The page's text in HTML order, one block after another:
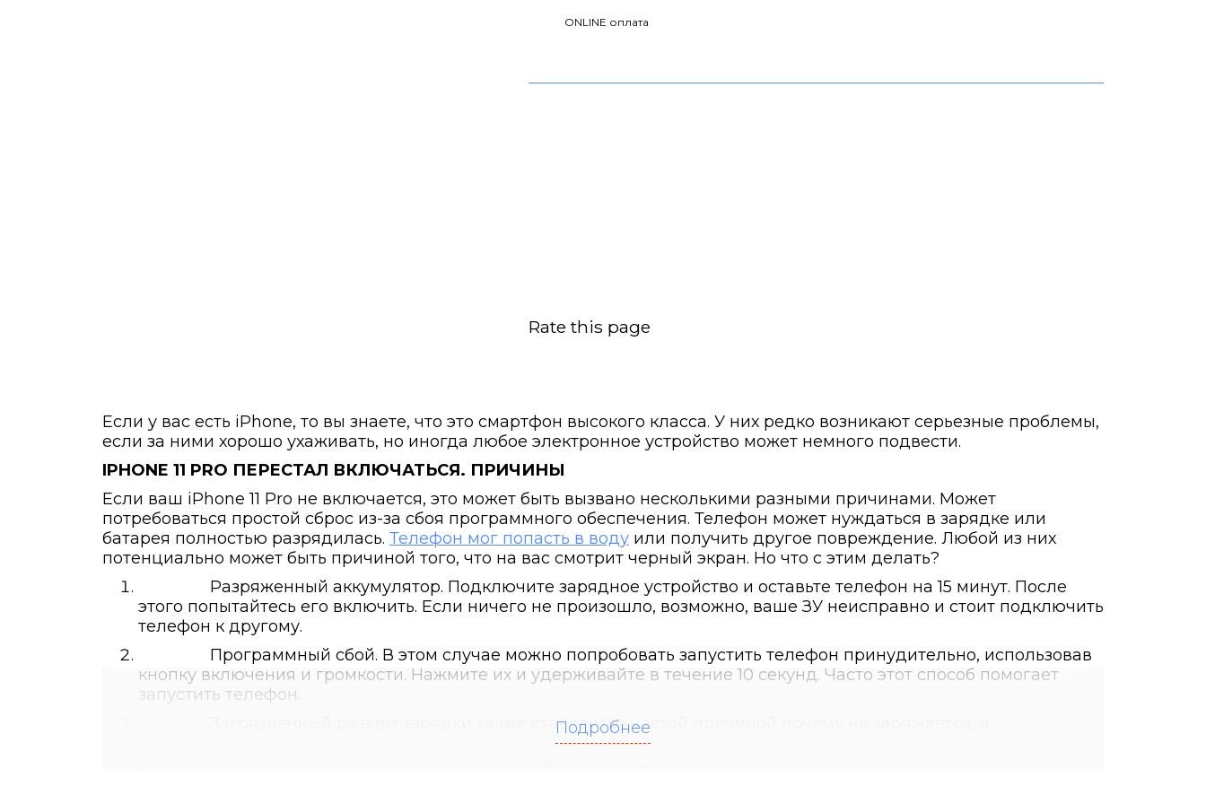
ONLINE оплата
Rate this page
Если у вас есть iPhone, то вы знаете, что это смартфон высокого класса. У них редко возникают серьезные проблемы,
если за ними хорошо ухаживать, но иногда любое электронное устройство может немного подвести.
IPHONE 11 PRO ПЕРЕСТАЛ ВКЛЮЧАТЬСЯ. ПРИЧИНЫ
Если ваш iPhone 11 Pro не включается, это может быть вызвано несколькими разными причинами. Может
потребоваться простой сброс из-за сбоя программного обеспечения. Телефон может нуждаться в зарядке или
батарея полностью разрядилась. Телефон мог попасть в воду или получить другое повреждение. Любой из них
потенциально может быть причиной того, что на вас смотрит черный экран. Но что с этим делать?
Разряженный аккумулятор. Подключите зарядное устройство и оставьте телефон на 15 минут. После
этого попытайтесь его включить. Если ничего не произошло, возможно, ваше ЗУ неисправно и стоит подключить
телефон к другому.
Программный сбой. В этом случае можно попробовать запустить телефон принудительно, использовав
кнопку включения и громкости. Нажмите их и удерживайте в течение 10 секунд. Часто этот способ помогает
запустить телефон.
Загрязненный разъем зарядки также становится частой причиной почему не заряжается, а
следовательно, и не включается телефон. Вы можете его сами почистить с помощью зубочистки и кусочка ваты.
Подробнее